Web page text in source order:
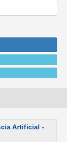
Artificial -